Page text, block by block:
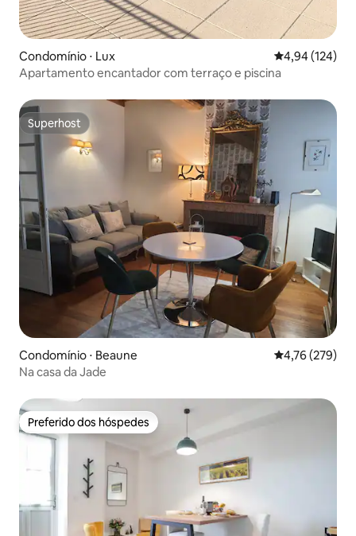
Condomínio ⋅ Lux 4,94 de uma
4,94 (124)
Apartamento encantador com terraço e piscina
Superhost
Superhost
Condomínio ⋅ Beaune 4,76 de uma
4,76 (279)
Na casa da Jade
Preferido dos hóspedes
Preferido dos hóspedes